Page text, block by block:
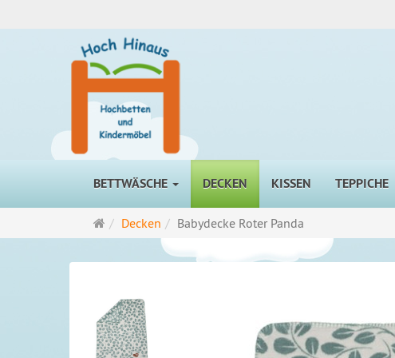
BETTWÄSCHE DECKEN KISSEN TEPPICHE
Startseite
Decken Babydecke Roter Panda